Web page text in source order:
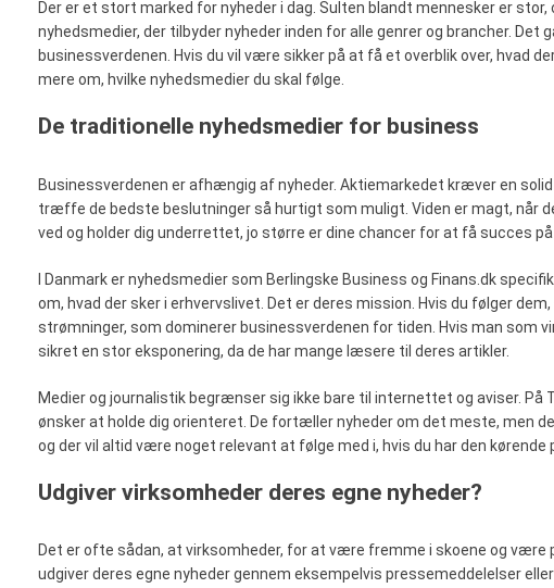
Der er et stort marked for nyheder i dag. Sulten blandt mennesker er
nyhedsmedier, der tilbyder nyheder inden for alle genrer og brancher. Det
businessverdenen. Hvis du vil være sikker på at få et overblik over, hvad
mere om, hvilke nyhedsmedier du skal følge.
De traditionelle nyhedsmedier for business
Businessverdenen er afhængig af nyheder. Aktiemarkedet kræver en
træffe de bedste beslutninger så hurtigt som muligt. Viden er magt, når
ved og holder dig underrettet, jo større er dine chancer for at få succes på
I Danmark er nyhedsmedier som Berlingske Business og Finans.dk
om, hvad der sker i erhvervslivet. Det er deres mission. Hvis du følger
strømninger, som dominerer businessverdenen for tiden. Hvis man som
sikret en stor eksponering, da de har mange læsere til deres artikler.
Medier og journalistik begrænser sig ikke bare til internettet og aviser. På
ønsker at holde dig orienteret. De fortæller nyheder om det meste, men
og der vil altid være noget relevant at følge med i, hvis du har den kørende
Udgiver virksomheder deres egne nyheder?
Det er ofte sådan, at virksomheder, for at være fremme i skoene og være
udgiver deres egne nyheder gennem eksempelvis pressemeddelelser